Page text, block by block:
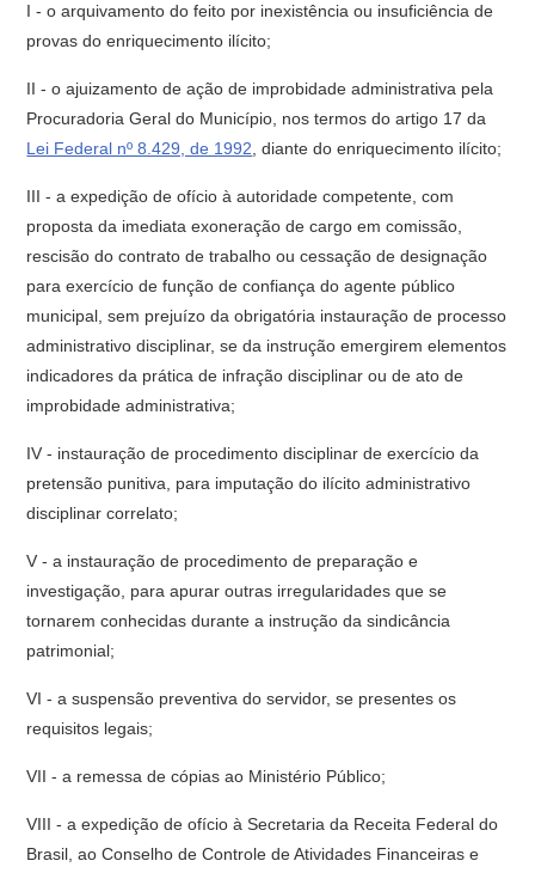
I - o arquivamento do feito por inexistência ou insuficiência de
provas do enriquecimento ilícito;
II - o ajuizamento de ação de improbidade administrativa pela
Procuradoria Geral do Município, nos termos do artigo 17 da
Lei Federal nº 8.429, de 1992 , diante do enriquecimento ilícito;
III - a expedição de ofício à autoridade competente, com
proposta da imediata exoneração de cargo em comissão,
rescisão do contrato de trabalho ou cessação de designação
para exercício de função de confiança do agente público
municipal, sem prejuízo da obrigatória instauração de processo
administrativo disciplinar, se da instrução emergirem elementos
indicadores da prática de infração disciplinar ou de ato de
improbidade administrativa;
IV - instauração de procedimento disciplinar de exercício da
pretensão punitiva, para imputação do ilícito administrativo
disciplinar correlato;
V - a instauração de procedimento de preparação e
investigação, para apurar outras irregularidades que se
tornarem conhecidas durante a instrução da sindicância
patrimonial;
VI - a suspensão preventiva do servidor, se presentes os
requisitos legais;
VII - a remessa de cópias ao Ministério Público;
VIII - a expedição de ofício à Secretaria da Receita Federal do
Brasil, ao Conselho de Controle de Atividades Financeiras e